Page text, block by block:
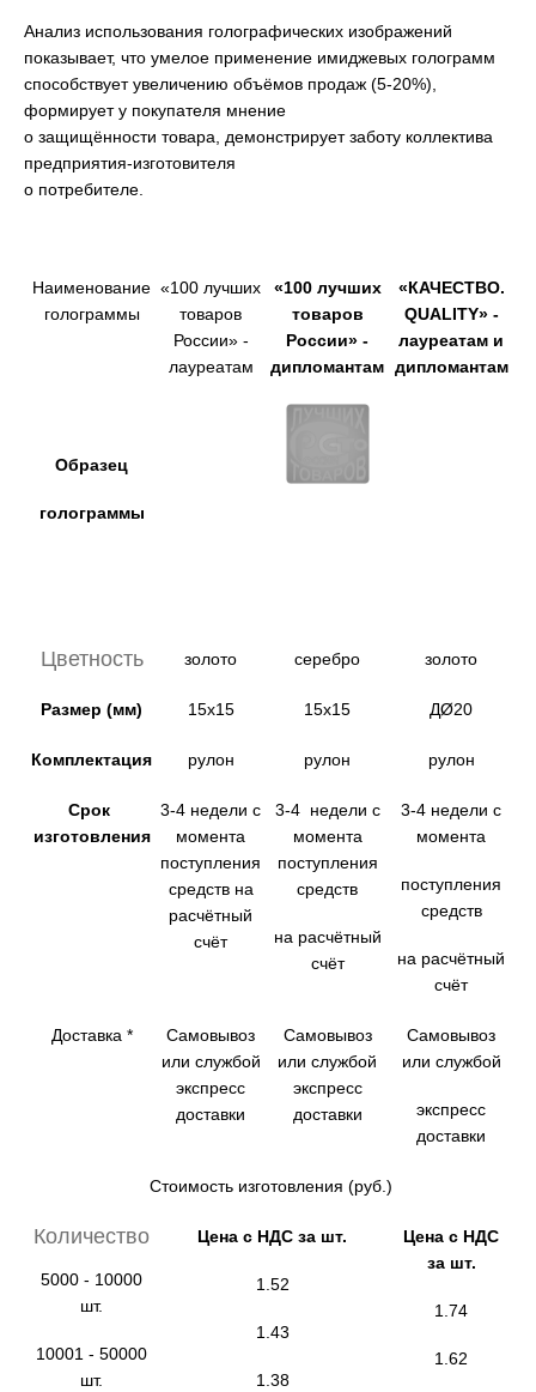
Анализ использования голографических изображений
показывает, что умелое применение имиджевых голограмм
способствует увеличению объёмов продаж (5-20%),
формирует у покупателя мнение
о защищённости товара, демонстрирует заботу коллектива
предприятия-изготовителя
о потребителе.
Наименование
голограммы
«100 лучших
товаров
России» -
лауреатам
«100 лучших
товаров
России» -
дипломантам
«КАЧЕСТВО.
QUALITY» -
лауреатам и
дипломантам
Образец
голограммы
Цветность золото серебро золото
Размер (мм) 15х15 15х15 ДØ20
Комплектация рулон рулон рулон
Срок
изготовления
3-4 недели с
момента
поступления
средств на
расчётный
счёт
3-4 недели с
момента
поступления
средств
на расчётный
счёт
3-4 недели с
момента
поступления
средств
на расчётный
счёт
Доставка *
Самовывоз
или службой
экспресс
доставки
Самовывоз
или службой
экспресс
доставки
Самовывоз
или службой
экспресс
доставки
Стоимость изготовления (руб.)
Количество Цена с НДС за шт.
1.52
1.43
1.38
Цена с НДС
за шт.
1.74
1.62
5000 - 10000
шт.
10001 - 50000
шт.